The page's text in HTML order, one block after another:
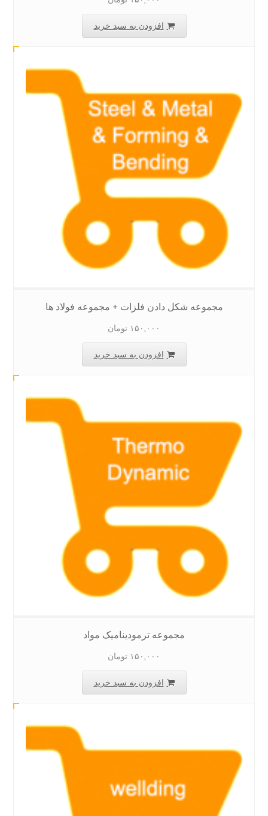
افزودن به سبد خرید
مجموعه شکل دادن فلزات + مجموعه فولاد ها
۱۵۰,۰۰۰ تومان
افزودن به سبد خرید
مجموعه ترمودینامیک مواد
۱۵۰,۰۰۰ تومان
افزودن به سبد خرید